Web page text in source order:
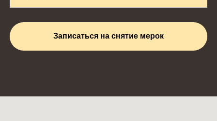
Записаться на снятие мерок